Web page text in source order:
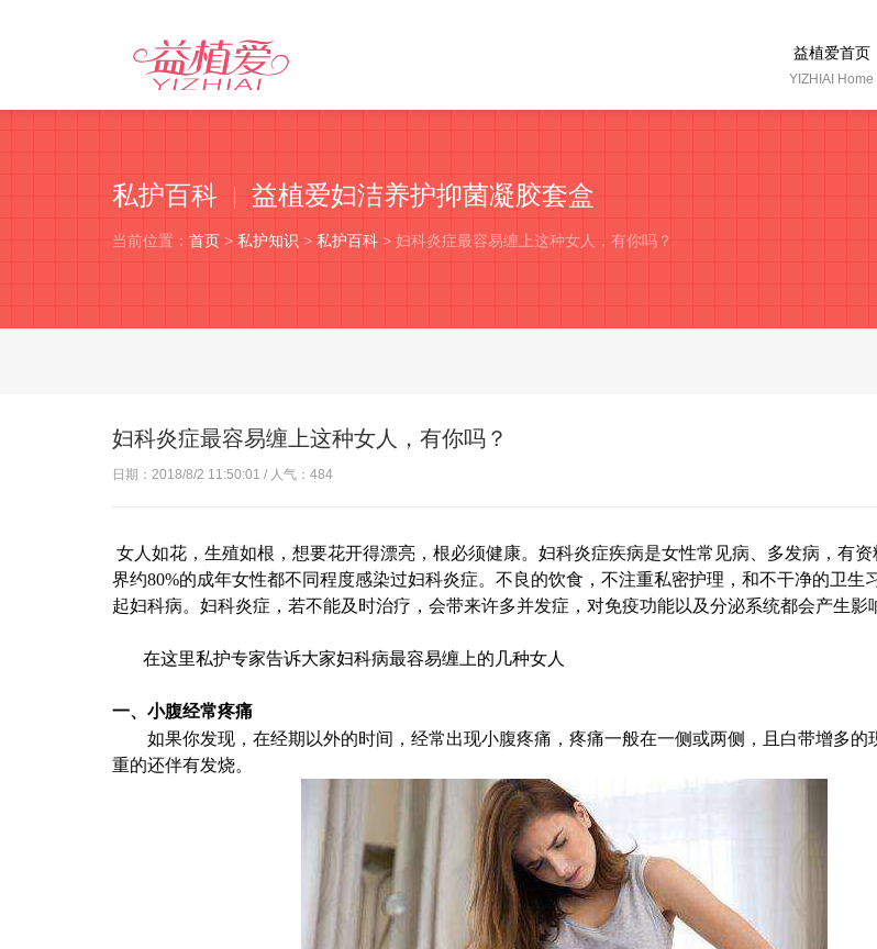
益植爱首页
YIZHIAI Home
私护百科 益植爱妇洁养护抑菌凝胶套盒
当前位置： 首页 > 私护知识 > 私护百科 > 妇科炎症最容易缠上这种女人，有你吗？
妇科炎症最容易缠上这种女人，有你吗？
日期： 2018/8/2 11:50:01 / 人气： 484
女人如花，生殖如根，想要花开得漂亮，根必须健康。 妇科炎症疾病是女性常见病、多发病，有
界约80%的成年女性都不同程度感染过妇科炎症。不良的饮食，不注重私密护理，和不干净的卫生
起妇科病。 妇科炎症，若不能及时治疗，会带来许多并发症，对免疫功能以及分泌系统都会产生影
在这里私护专家告诉大家妇科病最容易缠上的几种女人
一、小腹经常疼痛
如果你发现，在经期以外的时间，经常出现小腹疼痛，疼痛一般在一侧或两侧，且白带增多的
重的还伴有发烧。